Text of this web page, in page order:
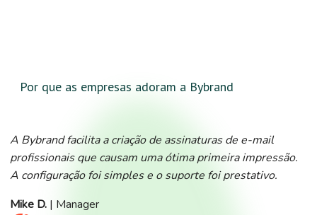
Por que as empresas adoram a Bybrand
A Bybrand facilita a criação de assinaturas de e-mail
profissionais que causam uma ótima primeira impressão.
A configuração foi simples e o suporte foi prestativo.
Mike D. | Manager